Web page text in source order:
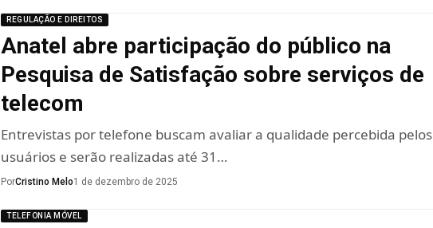
REGULAÇÃO E DIREITOS
Anatel abre participação do público na
Pesquisa de Satisfação sobre serviços de
telecom
Entrevistas por telefone buscam avaliar a qualidade percebida pelos
usuários e serão realizadas até 31…
PorCristino Melo1 de dezembro de 2025
TELEFONIA MÓVEL